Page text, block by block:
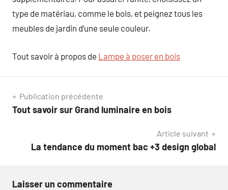
type de matériau, comme le bois, et peignez tous les
meubles de jardin d’une seule couleur.
Tout savoir à propos de Lampe à poser en bois
Navigation
de
Publication précédente
Tout savoir sur Grand luminaire en bois
Article suivant
La tendance du moment bac +3 design global
Laisser un commentaire